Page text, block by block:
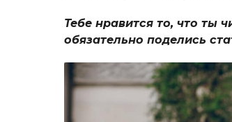
Тебе нравится то, что ты
обязательно поделись